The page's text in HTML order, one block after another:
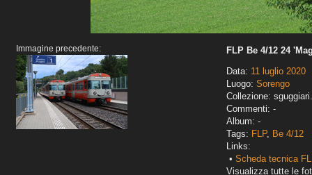
Immagine precedente:
FLP Be 4/12 24
Data: 11 luglio 2020
Luogo: Sorengo
Collezione:
Commenti: -
Album: -
Tags: FLP, Be 4/12
Links:
• Scheda tecnica
Visualizza tutte le